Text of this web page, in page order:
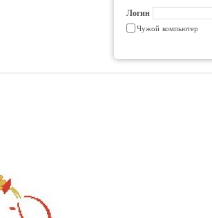
Логин
Чужой компьютер